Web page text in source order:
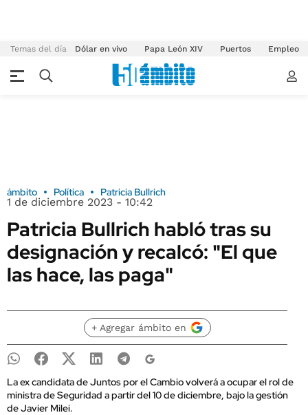
Temas del día Dólar en vivo Papa León XIV Puertos Empleo
ámbito Política Patricia Bullrich
1 de diciembre 2023 - 10:42
Patricia Bullrich habló tras su
designación y recalcó: "El que
las hace, las paga"
+ Agregar ámbito en
La ex candidata de Juntos por el Cambio volverá a ocupar el rol de
ministra de Seguridad a partir del 10 de diciembre, bajo la gestión
de Javier Milei.